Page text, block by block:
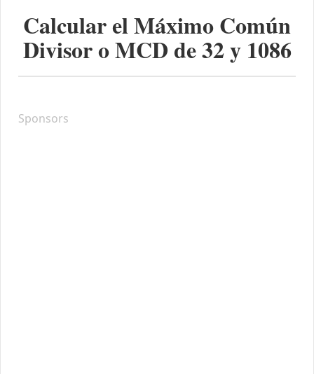
Calcular el Máximo Común
Divisor o MCD de32y 1086
Sponsors